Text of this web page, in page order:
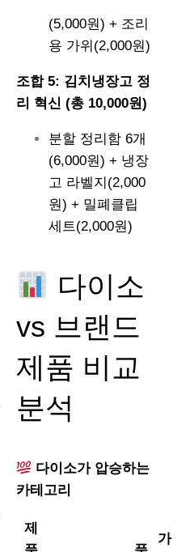
(5,000원) + 조리
용 가위(2,000원)
조합 5: 김치냉장고 정
리 혁신 (총 10,000원)
분할 정리함 6개
(6,000원) + 냉장
고 라벨지(2,000
원) + 밀폐클립
세트(2,000원)
다이소
vs 브랜드
제품 비교
분석
다이소가 압승하는
카테고리
제
가